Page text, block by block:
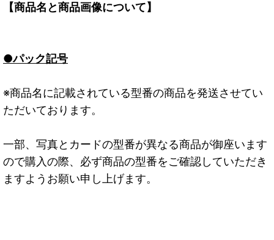
【商品名と商品画像について】
●パック記号
※商品名に記載されている型番の商品を発送させてい
ただいております。
一部、写真とカードの型番が異なる商品が御座います
ので購入の際、必ず商品の型番をご確認していただき
ますようお願い申し上げます。